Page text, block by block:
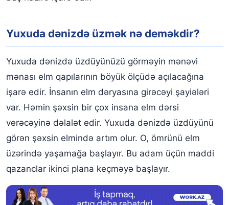
Yuxuda dənizdə üzmək nə deməkdir?
Yuxuda dənizdə üzdüyünüzü görməyin mənəvi
mənası elm qapılarının böyük ölçüdə açılacağına
işarə edir. İnsanın elm dəryasına girəcəyi şayiələri
var. Həmin şəxsin bir çox insana elm dərsi
verəcəyinə dəlalət edir. Yuxuda dənizdə üzdüyünü
görən şəxsin elmində artım olur. O, ömrünü elm
üzərində yaşamağa başlayır. Bu adam üçün maddi
qazanclar ikinci plana keçməyə başlayır.